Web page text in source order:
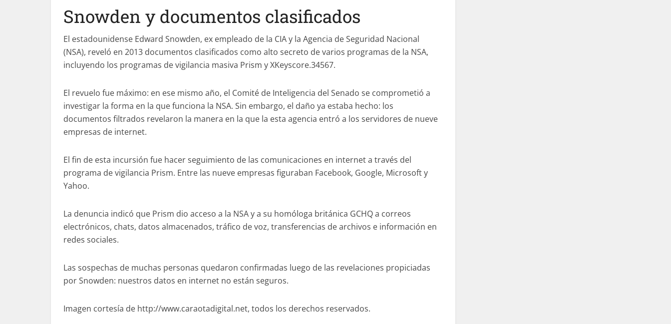
Snowden y documentos clasificados
El estadounidense Edward Snowden, ex empleado de la CIA y la Agencia de Seguridad Nacional
(NSA), reveló en 2013 documentos clasificados como alto secreto de varios programas de la NSA,
incluyendo los programas de vigilancia masiva Prism y XKeyscore.3​4​5​6​7​.
El revuelo fue máximo: en ese mismo año, el Comité de Inteligencia del Senado se comprometió a
investigar la forma en la que funciona la NSA. Sin embargo, el daño ya estaba hecho: los
documentos filtrados revelaron la manera en la que la esta agencia entró a los servidores de nueve
empresas de internet.
El fin de esta incursión fue hacer seguimiento de las comunicaciones en internet a través del
programa de vigilancia Prism. Entre las nueve empresas figuraban Facebook, Google, Microsoft y
Yahoo.
La denuncia indicó que Prism dio acceso a la NSA y a su homóloga británica GCHQ a correos
electrónicos, chats, datos almacenados, tráfico de voz, transferencias de archivos e información en
redes sociales.
Las sospechas de muchas personas quedaron confirmadas luego de las revelaciones propiciadas
por Snowden: nuestros datos en internet no están seguros.
Imagen cortesía de http://www.caraotadigital.net, todos los derechos reservados.